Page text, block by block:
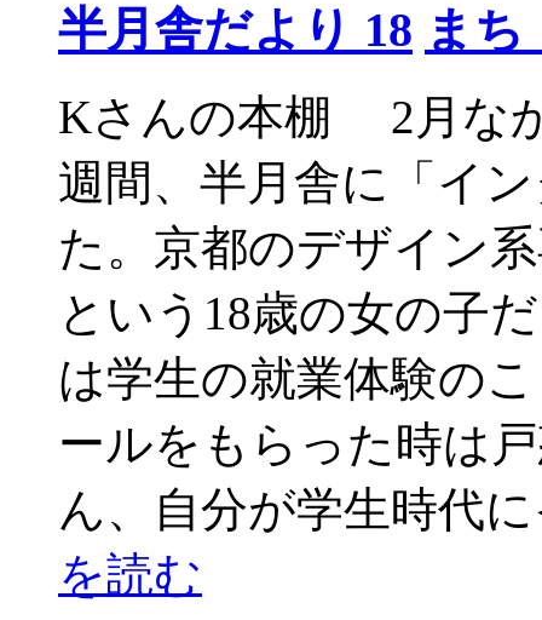
半月舎だより 18 まち
Kさんの本棚 2月な
週間、半月舎に「イ
た。京都のデザイン
という18歳の女の子
は学生の就業体験の
ールをもらった時は
ん、自分が学生時代
を読む